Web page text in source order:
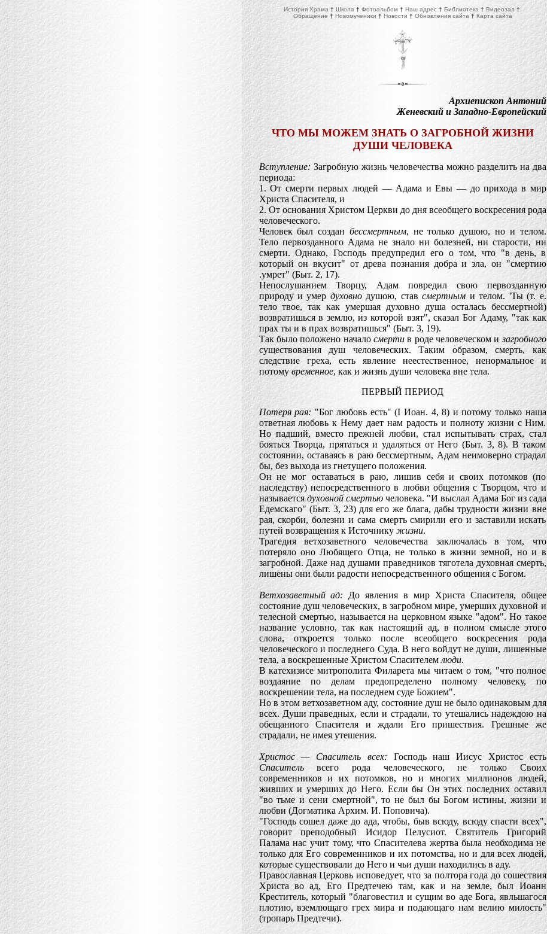
История Храма † Школа † Фотоальбом† Наш адрес† Библиотека † Видеозал†
Обращение † Новомученики † Новости † Обновления сайта † Карта сайта
Архиепископ Антоний
Женевский и Западно-Европейский
ЧТО МЫ МОЖЕМ ЗНАТЬ О ЗАГРОБНОЙ ЖИЗНИ
ДУШИ ЧЕЛОВЕКА
Вступление: Загробную жизнь человечества можно разделить на два
периода:
1. От смерти первых людей — Адама и Евы — до прихода в мир
Христа Спасителя, и
2. От основания Христом Церкви до дня всеобщего воскресения рода
человеческого.
Человек был создан бессмертным, не только душою, но и телом.
Тело первозданного Адама не знало ни болезней, ни старости, ни
смерти. Однако, Господь предупредил его о том, что "в день, в
который он вкусит" от древа познания добра и зла, он "смертию
.умрет" (Быт. 2, 17).
Непослушанием Творцу, Адам повредил свою первозданную
природу и умер духовнодушою, ставсмертным и телом. 'Ты (т. е.
тело твое, так как умершая духовно душа осталась бессмертной)
возвратишься в землю, из которой взят", сказал Бог Адаму, "так как
прах ты и в прах возвратишься" (Быт. 3, 19).
Так было положено начало смертив роде человеческом изагробного
существования душ человеческих. Таким образом, смерть, как
следствие греха, есть явление неестественное, ненормальное и
потому временное, как и жизнь души человека вне тела.
ПЕРВЫЙ ПЕРИОД
Потеря рая: "Бог любовь есть" (I Иоан. 4, 8) и потому только наша
ответная любовь к Нему дает нам радость и полноту жизни с Ним.
Но падший, вместо прежней любви, стал испытывать страх, стал
бояться Творца, прятаться и удаляться от Него (Быт. 3, 8). В таком
состоянии, оставаясь в раю бессмертным, Адам неимоверно страдал
бы, без выхода из гнетущего положения.
Он не мог оставаться в раю, лишив себя и своих потомков (по
наследству) непосредственного в любви общения с Творцом, что и
называется духовной смертьючеловека. "И выслал Адама Бог из сада
Едемскаго" (Быт. 3, 23) для его же блага, дабы трудности жизни вне
рая, скорби, болезни и сама смерть смирили его и заставили искать
путей возвращения к Источнику жизни.
Трагедия ветхозаветного человечества заключалась в том, что
потеряло оно Любящего Отца, не только в жизни земной, но и в
загробной. Даже над душами праведников тяготела духовная смерть,
лишены они были радости непосредственного общения с Богом.
Ветхозаветный ад: До явления в мир Христа Спасителя, общее
состояние душ человеческих, в загробном мире, умерших духовной и
телесной смертью, называется на церковном языке "адом". Но такое
название условно, так как настоящий ад, в полном смысле этого
слова, откроется только после всеобщего воскресения рода
человеческого и последнего Суда. В него войдут не души, лишенные
тела, а воскрешенные Христом Спасителем люди.
В катехизисе митрополита Филарета мы читаем о том, "что полное
воздаяние по делам предопределено полному человеку, по
воскрешении тела, на последнем суде Божием".
Но в этом ветхозаветном аду, состояние душ не было одинаковым для
всех. Души праведных, если и страдали, то утешались надеждою на
обещанного Спасителя и ждали Его пришествия. Грешные же
страдали, не имея утешения.
Христос — Спаситель всех: Господь наш Иисус Христос есть
Спасительвсего рода человеческого, не только Своих
современников и их потомков, но и многих миллионов людей,
живших и умерших до Него. Если бы Он этих последних оставил
"во тьме и сени смертной", то не был бы Богом истины, жизни и
любви (Догматика Архим. И. Поповича).
"Господь сошел даже до ада, чтобы, быв всюду, всюду спасти всех",
говорит преподобный Исидор Пелусиот. Святитель Григорий
Палама нас учит тому, что Спасителева жертва была необходима не
только для Его современников и их потомства, но и для всех людей,
которые существовали до Него и чьи души находились в аду.
Православная Церковь исповедует, что за полтора года до сошествия
Христа во ад, Его Предтечею там, как и на земле, был Иоанн
Креститель, который "благовестил и сущим во аде Бога, явльшагося
плотию, вземлющаго грех мира и подающаго нам велию милость"
(тропарь Предтечи).